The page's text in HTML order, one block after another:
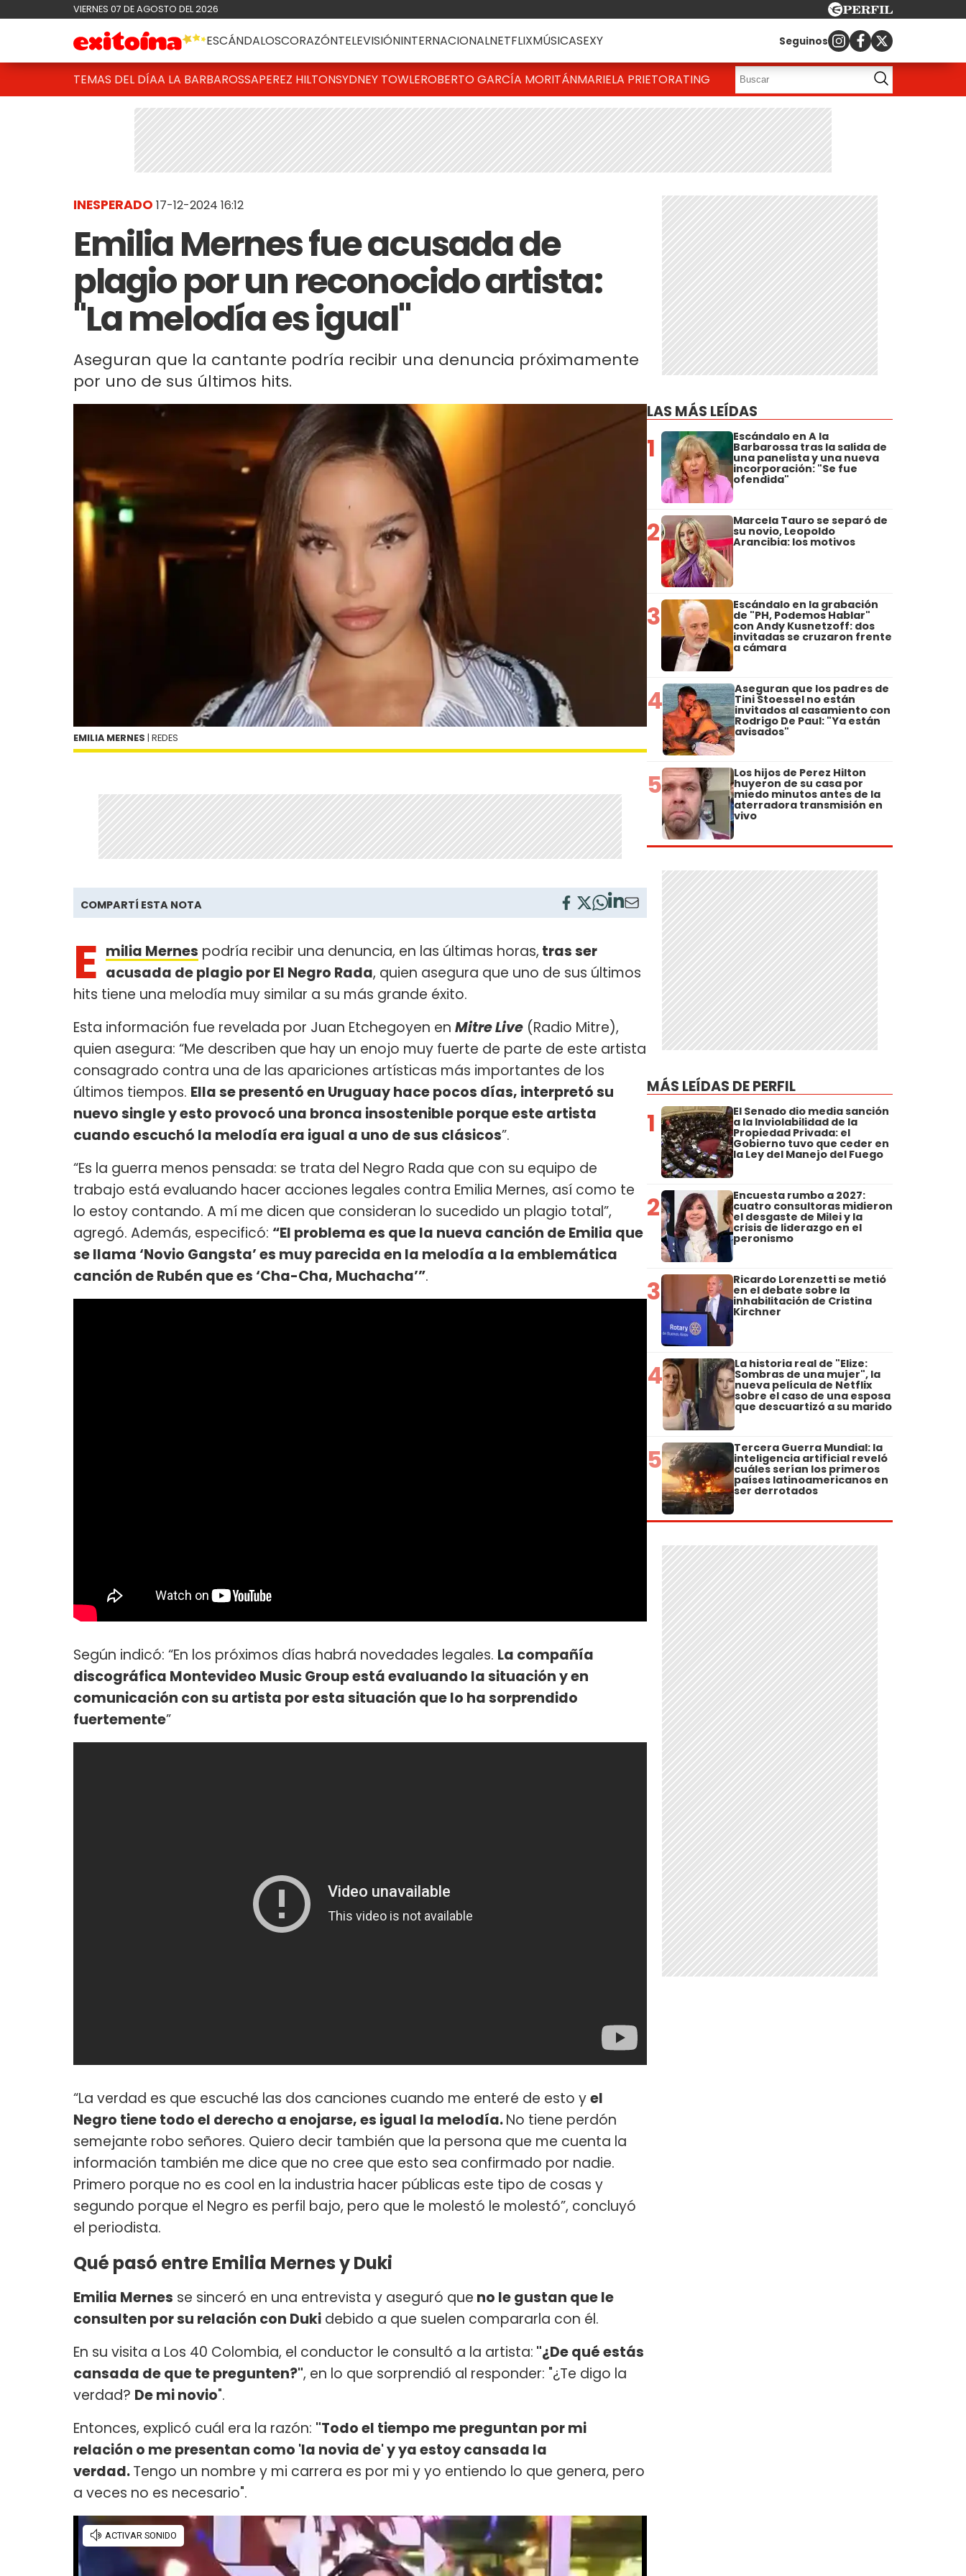
VIERNES 07 DE AGOSTO DEL 2026
ESCÁNDALOSCORAZÓNTELEVISIÓNINTERNACIONALNETFLIXMÚSICASEXY Seguinos
TEMAS DEL DÍAA LA BARBAROSSAPEREZ HILTONSYDNEY TOWLEROBERTO GARCÍA MORITÁNMARIELA PRIETORATING
INESPERADO 17-12-2024 16:12
Emilia Mernes fue acusada de
plagio por un reconocido artista:
"La melodía es igual"
Aseguran que la cantante podría recibir una denuncia próximamente
por uno de sus últimos hits.
EMILIA MERNES | REDES
COMPARTÍ ESTA NOTA
E milia Mernes podría recibir una denuncia, en las últimas horas, tras ser
acusada de plagio por El Negro Rada, quien asegura que uno de sus últimos
hits tiene una melodía muy similar a su más grande éxito.
Esta información fue revelada por Juan Etchegoyen en Mitre Live (Radio Mitre),
quien asegura: “Me describen que hay un enojo muy fuerte de parte de este artista
consagrado contra una de las apariciones artísticas más importantes de los
últimos tiempos. Ella se presentó en Uruguay hace pocos días, interpretó su
nuevo single y esto provocó una bronca insostenible porque este artista
cuando escuchó la melodía era igual a uno de sus clásicos”.
“Es la guerra menos pensada: se trata del Negro Rada que con su equipo de
trabajo está evaluando hacer acciones legales contra Emilia Mernes, así como te
lo estoy contando. A mí me dicen que consideran lo sucedido un plagio total”,
agregó. Además, especificó: “El problema es que la nueva canción de Emilia que
se llama ‘Novio Gangsta’ es muy parecida en la melodía a la emblemática
canción de Rubén que es ‘Cha-Cha, Muchacha’”.
Según indicó: “En los próximos días habrá novedades legales. La compañía
discográfica Montevideo Music Group está evaluando la situación y en
comunicación con su artista por esta situación que lo ha sorprendido
fuertemente”
“La verdad es que escuché las dos canciones cuando me enteré de esto yel
Negro tiene todo el derecho a enojarse, es igual la melodía.No tiene perdón
semejante robo señores. Quiero decir también que la persona que me cuenta la
información también me dice que no cree que esto sea confirmado por nadie.
Primero porque no es cool en la industria hacer públicas este tipo de cosas y
segundo porque el Negro es perfil bajo, pero que le molestó le molestó”, concluyó
el periodista.
Qué pasó entre Emilia Mernes y Duki
Emilia Mernes se sinceró en una entrevista y aseguró que no le gustan que le
consulten por su relación con Duki debido a que suelen compararla con él.
En su visita a Los 40 Colombia, el conductor le consultó a la artista: "¿De qué estás
cansada de que te pregunten?", en lo que sorprendió al responder: "¿Te digo la
verdad? De mi novio".
Entonces, explicó cuál era la razón: "Todo el tiempo me preguntan por mi
relación o me presentan como 'la novia de' y ya estoy cansada la
verdad.Tengo un nombre y mi carrera es por mi y yo entiendo lo que genera, pero
a veces no es necesario".
LAS MÁS LEÍDAS
1 Escándalo en A la
Barbarossa tras la salida de
una panelista y una nueva
incorporación: "Se fue
ofendida"
2 Marcela Tauro se separó de
su novio, Leopoldo
Arancibia: los motivos
3 Escándalo en la grabación
de "PH, Podemos Hablar"
con Andy Kusnetzoff: dos
invitadas se cruzaron frente
a cámara
4 Aseguran que los padres de
Tini Stoessel no están
invitados al casamiento con
Rodrigo De Paul: "Ya están
avisados"
5 Los hijos de Perez Hilton
huyeron de su casa por
miedo minutos antes de la
aterradora transmisión en
vivo
MÁS LEÍDAS DE PERFIL
1 El Senado dio media sanción
a la Inviolabilidad de la
Propiedad Privada: el
Gobierno tuvo que ceder en
la Ley del Manejo del Fuego
2 Encuesta rumbo a 2027:
cuatro consultoras midieron
el desgaste de Milei y la
crisis de liderazgo en el
peronismo
3 Ricardo Lorenzetti se metió
en el debate sobre la
inhabilitación de Cristina
Kirchner
4 La historia real de "Elize:
Sombras de una mujer", la
nueva película de Netflix
sobre el caso de una esposa
que descuartizó a su marido
5 Tercera Guerra Mundial: la
inteligencia artificial reveló
cuáles serían los primeros
países latinoamericanos en
ser derrotados